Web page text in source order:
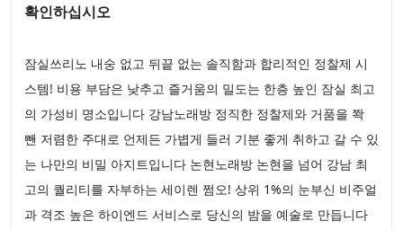
확인하십시오
잠실쓰리노 내숭 없고 뒤끝 없는 솔직함과 합리적인 정찰제 시
스템! 비용 부담은 낮추고 즐거움의 밀도는 한층 높인 잠실 최고
의 가성비 명소입니다 강남노래방 정직한 정찰제와 거품을 쫙
뺀 저렴한 주대로 언제든 가볍게 들러 기분 좋게 취하고 갈 수 있
는 나만의 비밀 아지트입니다 논현노래방 논현을 넘어 강남 최
고의 퀄리티를 자부하는 세이렌 쩜오! 상위 1%의 눈부신 비주얼
과 격조 높은 하이엔드 서비스로 당신의 밤을 예술로 만듭니다